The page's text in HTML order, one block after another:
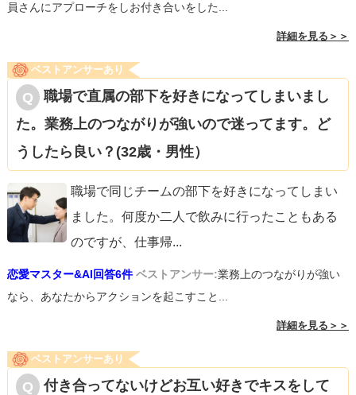
員さんにアプローチをしお付き合いをした...
詳細を見る＞＞
ベストアンサーあり
職場で直属の部下を好きになってしまいまし
た。業務上のつながりが強いので迷ってます。ど
うしたら良い？(32歳・男性）
職場で同じチームの部下を好きになってしまい
ました。何度か二人で飲みに行ったこともある
のですが、仕事帰...
恋愛マスター&AI回答6件 ベストアンサー:業務上のつながりが強い
なら、あなたからアクションを起こすこと...
詳細を見る＞＞
ベストアンサーあり
付き合ってないけどお互い好きでキスをして